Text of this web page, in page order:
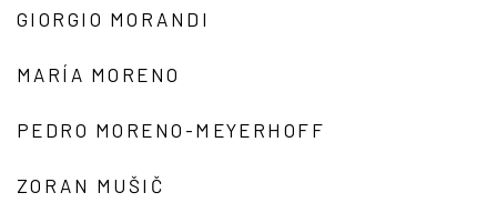
GIORGIO MORANDI
MARÍA MORENO
PEDRO MORENO-MEYERHOFF
ZORAN MUŠIČ